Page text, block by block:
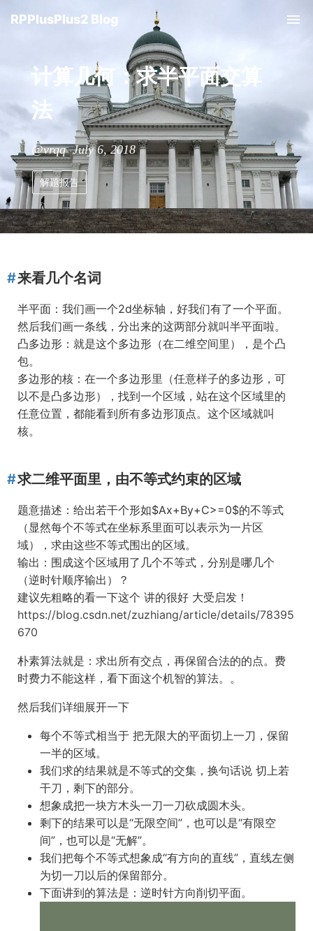
RPPlusPlus2 Blog
计算几何：求半平面交算
法
@vrqq July 6, 2018
解题报告
来看几个名词
半平面：我们画一个2d坐标轴，好我们有了一个平面。
然后我们画一条线，分出来的这两部分就叫半平面啦。
凸多边形：就是这个多边形（在二维空间里），是个凸
包。
多边形的核：在一个多边形里（任意样子的多边形，可
以不是凸多边形），找到一个区域，站在这个区域里的
任意位置，都能看到所有多边形顶点。这个区域就叫
核。
求二维平面里，由不等式约束的区域
题意描述：给出若干个形如$Ax+By+C>=0$的不等式
（显然每个不等式在坐标系里面可以表示为一片区
域），求由这些不等式围出的区域。
输出：围成这个区域用了几个不等式，分别是哪几个
（逆时针顺序输出）？
建议先粗略的看一下这个 讲的很好 大受启发！
https://blog.csdn.net/zuzhiang/article/details/78395
670
朴素算法就是：求出所有交点，再保留合法的的点。费
时费力不能这样，看下面这个机智的算法。。
然后我们详细展开一下
每个不等式相当于 把无限大的平面切上一刀，保留
一半的区域。
我们求的结果就是不等式的交集，换句话说 切上若
干刀，剩下的部分。
想象成把一块方木头一刀一刀砍成圆木头。
剩下的结果可以是“无限空间”，也可以是“有限空
间”，也可以是“无解”。
我们把每个不等式想象成“有方向的直线”，直线左侧
为切一刀以后的保留部分。
下面讲到的算法是：逆时针方向削切平面。